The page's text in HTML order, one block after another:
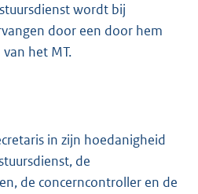
wordt bij
door een door hem
het MT.
in zijn hoedanigheid
de
de concerncontroller en de